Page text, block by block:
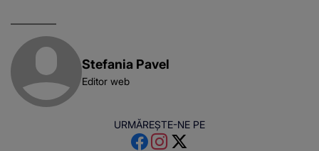
Stefania Pavel
Editor web
URMĂREȘTE-NE PE